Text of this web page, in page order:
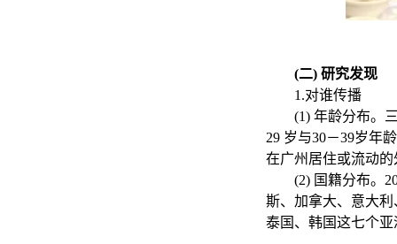
(二) 研究发现
1.对谁传播
(1) 年龄分布。
29 岁与30－39岁年
在广州居住或流动
(2) 国籍分布。
斯、加拿大、意大
泰国、韩国这七个亚